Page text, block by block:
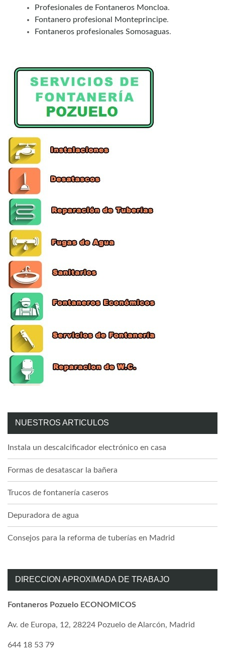
Profesionales de Fontaneros Moncloa.
Fontanero profesional Monteprincipe.
Fontaneros profesionales Somosaguas.
NUESTROS ARTICULOS
Instala un descalcificador electrónico en casa
Formas de desatascar la bañera
Trucos de fontanería caseros
Depuradora de agua
Consejos para la reforma de tuberías en Madrid
DIRECCION APROXIMADA DE TRABAJO
Fontaneros Pozuelo ECONOMICOS
Av. de Europa, 12, 28224 Pozuelo de Alarcón, Madrid
644 18 53 79